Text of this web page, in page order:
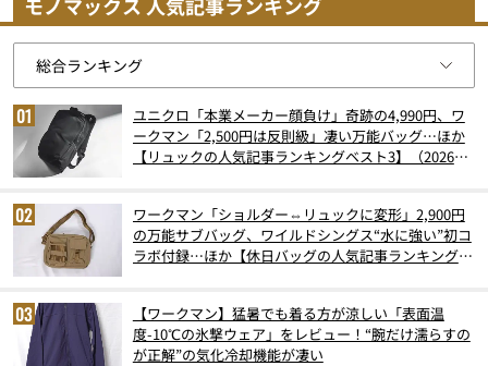
モノマックス 人気記事ランキング
ユニクロ「本業メーカー顔負け」奇跡の4,990円、ワ
ークマン「2,500円は反則級」凄い万能バッグ…ほか
【リュックの人気記事ランキングベスト3】（2026年
ワークマン「ショルダー⇔リュックに変形」2,900円
の万能サブバッグ、ワイルドシングス“水に強い”初コ
ラボ付録…ほか【休日バッグの人気記事ランキングベ
【ワークマン】猛暑でも着る方が涼しい「表面温
度-10℃の氷撃ウェア」をレビュー！“腕だけ濡らすの
が正解”の気化冷却機能が凄い